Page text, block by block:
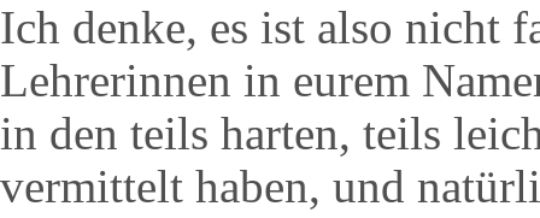
Ich denke, es ist also nicht
Lehrerinnen in eurem
in den teils harten, teils
vermittelt haben, und